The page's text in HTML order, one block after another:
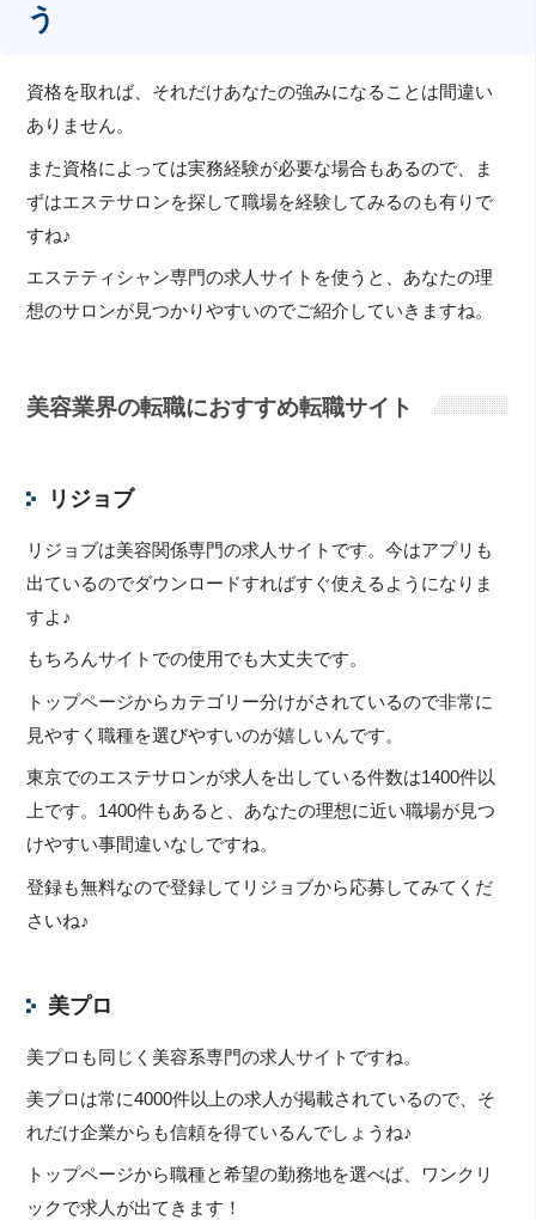
う
資格を取れば、それだけあなたの強みになることは間違い
ありません。
また資格によっては実務経験が必要な場合もあるので、ま
ずはエステサロンを探して職場を経験してみるのも有りで
すね♪
エステティシャン専門の求人サイトを使うと、あなたの理
想のサロンが見つかりやすいのでご紹介していきますね。
美容業界の転職におすすめ転職サイト
リジョブ
リジョブは美容関係専門の求人サイトです。今はアプリも
出ているのでダウンロードすればすぐ使えるようになりま
すよ♪
もちろんサイトでの使用でも大丈夫です。
トップページからカテゴリー分けがされているので非常に
見やすく職種を選びやすいのが嬉しいんです。
東京でのエステサロンが求人を出している件数は1400件以
上です。1400件もあると、あなたの理想に近い職場が見つ
けやすい事間違いなしですね。
登録も無料なので登録してリジョブから応募してみてくだ
さいね♪
美プロ
美プロも同じく美容系専門の求人サイトですね。
美プロは常に4000件以上の求人が掲載されているので、そ
れだけ企業からも信頼を得ているんでしょうね♪
トップページから職種と希望の勤務地を選べば、ワンクリ
ックで求人が出てきます！